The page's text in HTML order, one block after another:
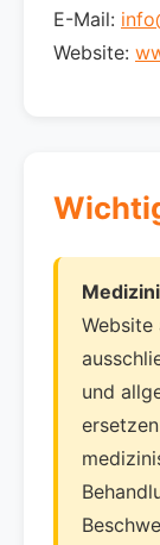
E-Mail:
Website:
Website
und